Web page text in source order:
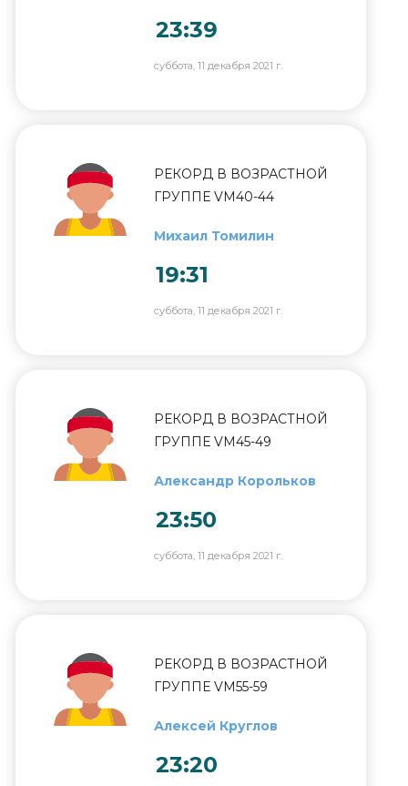
23:39
суббота, 11 декабря 2021 г.
РЕКОРД В ВОЗРАСТНОЙ
ГРУППЕ VM40-44
Михаил Томилин
19:31
суббота, 11 декабря 2021 г.
РЕКОРД В ВОЗРАСТНОЙ
ГРУППЕ VM45-49
Александр Корольков
23:50
суббота, 11 декабря 2021 г.
РЕКОРД В ВОЗРАСТНОЙ
ГРУППЕ VM55-59
Алексей Круглов
23:20